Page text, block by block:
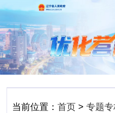
当前位置：首页 >专题专